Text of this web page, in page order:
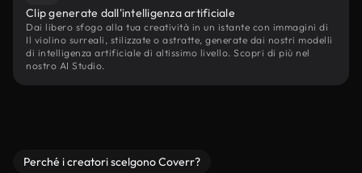
Clip generate dall'intelligenza artificiale
Dai libero sfogo alla tua creatività in un istante con immagini di
Il violino surreali, stilizzate o astratte, generate dai nostri modelli
di intelligenza artificiale di altissimo livello. Scopri di più nel
nostro AI Studio.
Perché i creatori scelgono Coverr?